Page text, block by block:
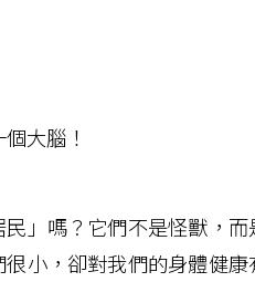
大腦！
」嗎？它們不是怪獸，而
小，卻對我們的身體健康